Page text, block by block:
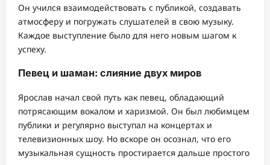
Он учился взаимодействовать с публикой, создавать
атмосферу и погружать слушателей в свою музыку.
Каждое выступление было для него новым шагом к
успеху.
Певец и шаман: слияние двух миров
Ярослав начал свой путь как певец, обладающий
потрясающим вокалом и харизмой. Он был любимцем
публики и регулярно выступал на концертах и
телевизионных шоу. Но вскоре он осознал, что его
музыкальная сущность простирается дальше простого